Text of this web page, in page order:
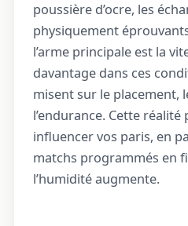
poussière d’ocre, les
physiquement
l’arme principale est la
davantage dans ces
misent sur le placement,
l’endurance. Cette
influencer vos paris, en
matchs programmés en
l’humidité augmente.